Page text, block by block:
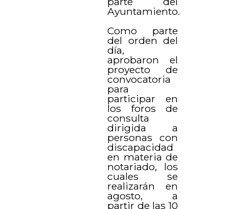
Ayuntamiento.
Como parte
del orden del
día,
aprobaron el
proyecto de
convocatoria
para
participar en
los foros de
consulta
dirigida a
personas con
discapacidad
en materia de
notariado, los
cuales se
realizarán en
agosto, a
partir de las 10